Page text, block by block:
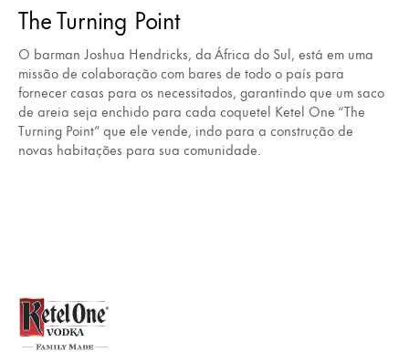
The Turning Point
O barman Joshua Hendricks, da África do Sul, está em uma
missão de colaboração com bares de todo o país para
fornecer casas para os necessitados, garantindo que um saco
de areia seja enchido para cada coquetel Ketel One “The
Turning Point” que ele vende, indo para a construção de
novas habitações para sua comunidade.